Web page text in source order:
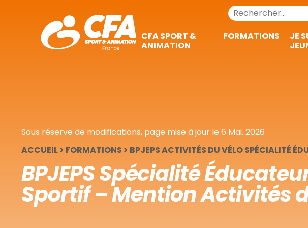
CFA SPORT &
ANIMATION
FORMATIONS
JE
Sous réserve de modifications, page mise à jour le6 Mai. 2026
ACCUEIL> FORMATIONS > BPJEPS ACTIVITÉS DU VÉLO SPÉCIALITÉ
BPJEPS Spécialité
Sportif – Mention Activités